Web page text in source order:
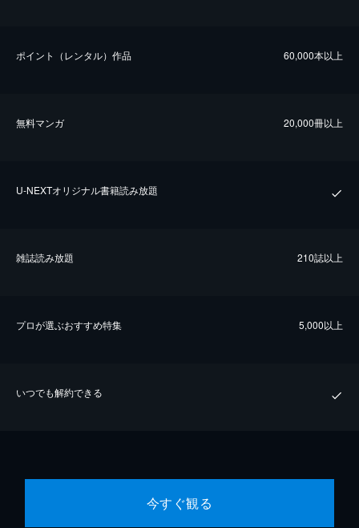
ポイント（レンタル）作品 60,000本以上
無料マンガ 20,000冊以上
U-NEXTオリジナル書籍読み放題
雑誌読み放題 210誌以上
プロが選ぶおすすめ特集 5,000以上
いつでも解約できる
今すぐ観る